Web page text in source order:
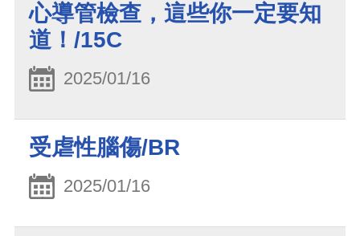
心導管檢查，這些你一定要知
道！/15C
2025/01/16
受虐性腦傷/BR
2025/01/16